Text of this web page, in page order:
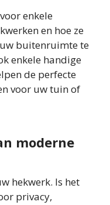
enkele
en hoe ze
buitenruimte te
enkele handige
de perfecte
voor uw tuin of
moderne
hekwerk. Is het
privacy,